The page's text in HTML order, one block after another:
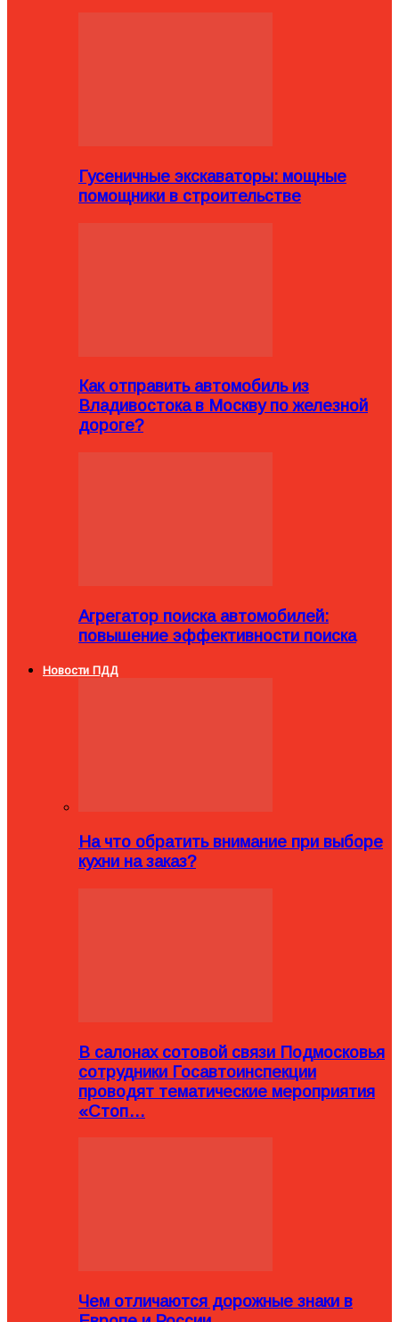
Гусеничные экскаваторы: мощные
помощники в строительстве
Как отправить автомобиль из
Владивостока в Москву по железной
дороге?
Агрегатор поиска автомобилей:
повышение эффективности поиска
Новости ПДД
На что обратить внимание при выборе
кухни на заказ?
В салонах сотовой связи Подмосковья
сотрудники Госавтоинспекции
проводят тематические мероприятия
«Стоп…
Чем отличаются дорожные знаки в